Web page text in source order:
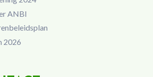
ANBI
2026